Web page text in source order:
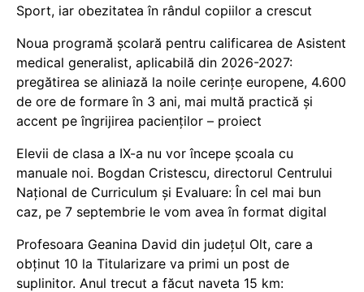
Sport, iar obezitatea în rândul copiilor a crescut
Noua programă școlară pentru calificarea de Asistent
medical generalist, aplicabilă din 2026-2027:
pregătirea se aliniază la noile cerințe europene, 4.600
de ore de formare în 3 ani, mai multă practică și
accent pe îngrijirea pacienților – proiect
Elevii de clasa a IX-a nu vor începe școala cu
manuale noi. Bogdan Cristescu, directorul Centrului
Național de Curriculum și Evaluare: În cel mai bun
caz, pe 7 septembrie le vom avea în format digital
Profesoara Geanina David din județul Olt, care a
obținut 10 la Titularizare va primi un post de
suplinitor. Anul trecut a făcut naveta 15 km: